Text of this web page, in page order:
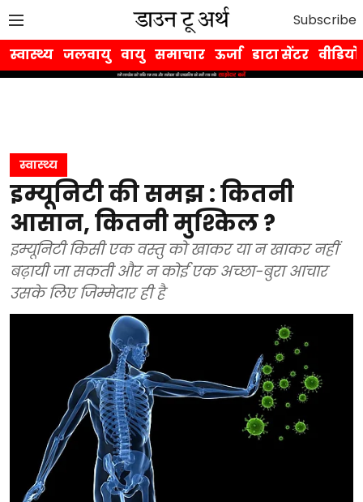
Subscribe
स्वास्थ्य जलवायु वायु समाचार ऊर्जा डाटा सेंटर वीडियो
स्वास्थ्य
इम्यूनिटी की समझ : कितनी
आसान, कितनी मुश्किल ?
इम्यूनिटी किसी एक वस्तु को खाकर या न खाकर नहीं
बढ़ायी जा सकती और न कोई एक अच्छा-बुरा आचार
उसके लिए जिम्मेदार ही है